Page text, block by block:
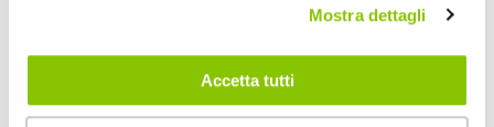
Mostra dettagli
Accetta tutti